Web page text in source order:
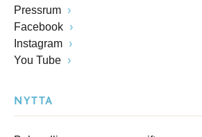
Pressrum
Facebook
Instagram
You Tube
NYTTA